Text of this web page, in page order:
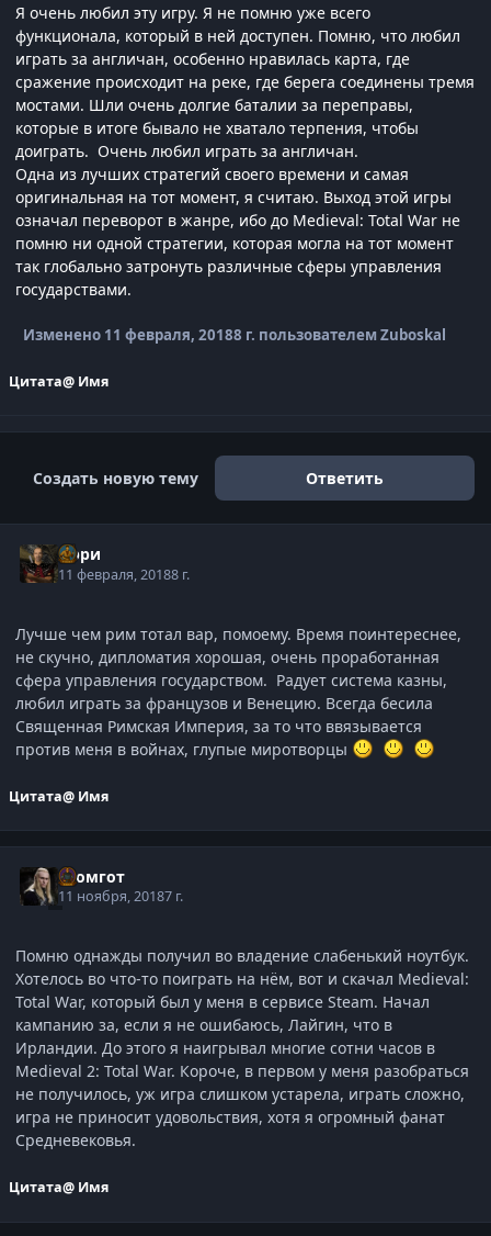
Я очень любил эту игру. Я не помню уже всего
функционала, который в ней доступен. Помню, что любил
играть за англичан, особенно нравилась карта, где
сражение происходит на реке, где берега соединены тремя
мостами. Шли очень долгие баталии за переправы,
которые в итоге бывало не хватало терпения, чтобы
доиграть. Очень любил играть за англичан.
Одна из лучших стратегий своего времени и самая
оригинальная на тот момент, я считаю. Выход этой игры
означал переворот в жанре, ибо до Medieval: Total War не
помню ни одной стратегии, которая могла на тот момент
так глобально затронуть различные сферы управления
государствами.
Изменено 11 февраля, 20188 г. пользователем Zuboskal
Цитата@ Имя
Создать новую тему Ответить
Орри
11 февраля, 20188 г.
Лучше чем рим тотал вар, помоему. Время поинтереснее,
не скучно, дипломатия хорошая, очень проработанная
сфера управления государством. Радует система казны,
любил играть за французов и Венецию. Всегда бесила
Священная Римская Империя, за то что ввязывается
против меня в войнах, глупые миротворцы
Цитата@ Имя
Громгот
11 ноября, 20187 г.
Помню однажды получил во владение слабенький ноутбук.
Хотелось во что-то поиграть на нём, вот и скачал Medieval:
Total War, который был у меня в сервисе Steam. Начал
кампанию за, если я не ошибаюсь, Лайгин, что в
Ирландии. До этого я наигрывал многие сотни часов в
Medieval 2: Total War. Короче, в первом у меня разобраться
не получилось, уж игра слишком устарела, играть сложно,
игра не приносит удовольствия, хотя я огромный фанат
Средневековья.
Цитата@ Имя